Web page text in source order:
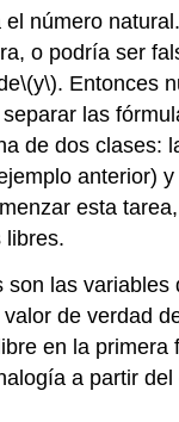
el número
o podría ser
\(y\). Entonces
las
de dos clases:
anterior)
esta
libres.
son las variables
de verdad
en la primera
a partir del